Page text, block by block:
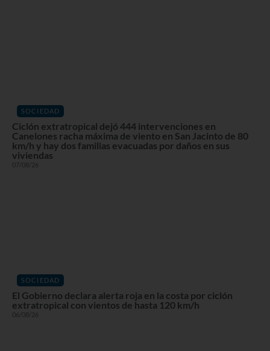
SOCIEDAD
Ciclón extratropical dejó 444 intervenciones en
Canelones racha máxima de viento en San Jacinto de 80
km/h y hay dos familias evacuadas por daños en sus
viviendas
07/08/26
SOCIEDAD
El Gobierno declara alerta roja en la costa por ciclón
extratropical con vientos de hasta 120 km/h
06/08/26